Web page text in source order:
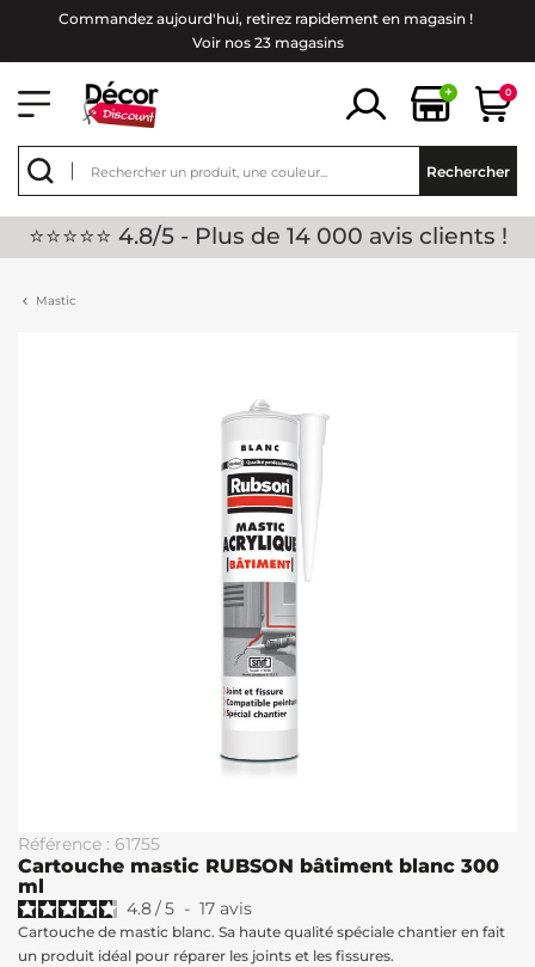
Commandez aujourd'hui, retirez rapidement en magasin !
Voir nos 23 magasins
+ 0
Rechercher
⭐⭐⭐⭐⭐ 4.8/5 - Plus de 14 000 avis clients !
Mastic
Référence : 61755
Cartouche mastic RUBSON bâtiment blanc 300
ml
4.8/5 - 17 avis
Cartouche de mastic blanc. Sa haute qualité spéciale chantier en fait
un produit idéal pour réparer les joints et les fissures.